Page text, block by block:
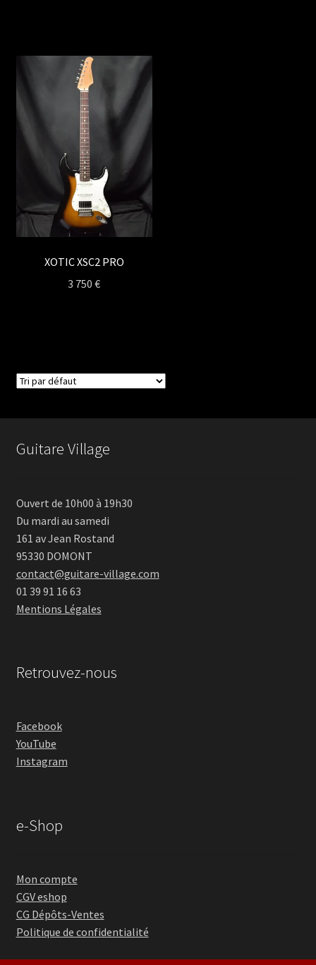
XOTIC XSC2 PRO
3 750€
Guitare Village
Ouvert de 10h00 à 19h30
Du mardi au samedi
161 av Jean Rostand
95330 DOMONT
contact@guitare-village.com
01 39 91 16 63
Mentions Légales
Retrouvez-nous
Facebook
YouTube
Instagram
e-Shop
Mon compte
CGV eshop
CG Dépôts-Ventes
Politique de confidentialité